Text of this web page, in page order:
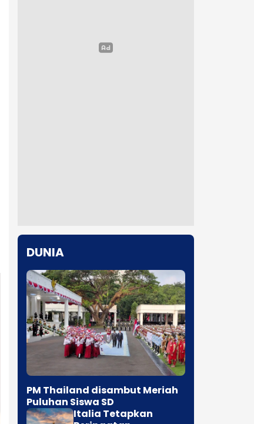
DUNIA
PM Thailand disambut Meriah
Puluhan Siswa SD
Italia Tetapkan